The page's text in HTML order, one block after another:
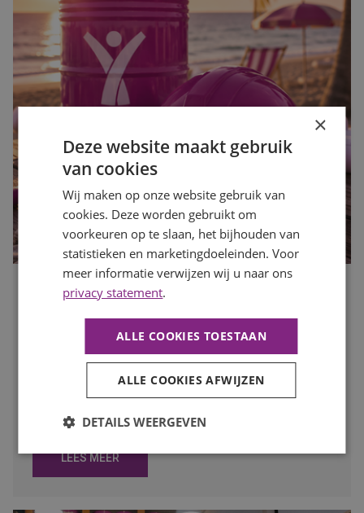
Waarom de bouwvak hét moment is om op zoek te gaan
Veel mensen denken dat solliciteren tijdens de bouwvak
weinig zin heeft. Toch is juist deze periode een slim
moment om op zoek te gaan naar een nieuwe baan. In
deze blog lees je waarom.
LEES MEER
×
Deze website maakt gebruik
van cookies
Wij maken op onze website gebruik van
cookies. Deze worden gebruikt om
voorkeuren op te slaan, het bijhouden van
statistieken en marketingdoeleinden. Voor
meer informatie verwijzen wij u naar ons
privacy statement.
ALLE COOKIES TOESTAAN
ALLE COOKIES AFWIJZEN
DETAILS WEERGEVEN